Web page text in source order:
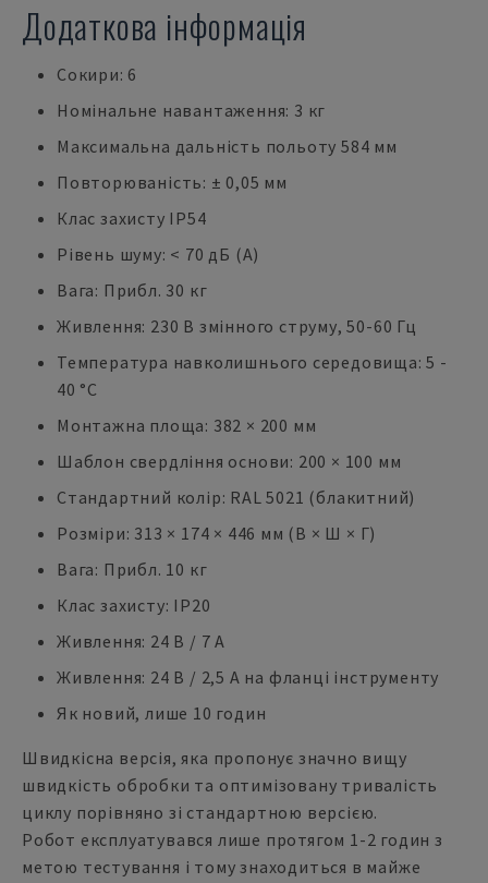
Додаткова інформація
Сокири: 6
Номінальне навантаження: 3 кг
Максимальна дальність польоту 584 мм
Повторюваність: ± 0,05 мм
Клас захисту IP54
Рівень шуму: < 70 дБ (А)
Вага: Прибл. 30 кг
Живлення: 230 В змінного струму, 50-60 Гц
Температура навколишнього середовища: 5 -
40 °C
Монтажна площа: 382 × 200 мм
Шаблон свердління основи: 200 × 100 мм
Стандартний колір: RAL 5021 (блакитний)
Розміри: 313 × 174 × 446 мм (В × Ш × Г)
Вага: Прибл. 10 кг
Клас захисту: IP20
Живлення: 24 В / 7 А
Живлення: 24 В / 2,5 А на фланці інструменту
Як новий, лише 10 годин
Швидкісна версія, яка пропонує значно вищу
швидкість обробки та оптимізовану тривалість
циклу порівняно зі стандартною версією.
Робот експлуатувався лише протягом 1-2 годин з
метою тестування і тому знаходиться в майже